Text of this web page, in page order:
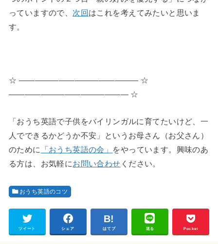
っていますので、 次回はこれを考えてみたいと思いま
す。
☆ ――――――――――――――― ☆
――――――――――――――― ☆
「おうち英語で子供をバイリンガルに育てたいけど、一
人でできるかどうか不安」というお母さん（お父さん）
のために
「おうち英語の会」 をやっています。興味のあ
る方は、お気軽にお問い合わせ ください。
おうち英語のコツ
ツイート シェア はてブ 送る Pocket